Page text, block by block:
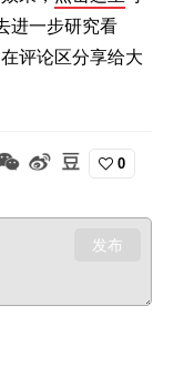
进一步研究看
评论区分享给大
0
发布